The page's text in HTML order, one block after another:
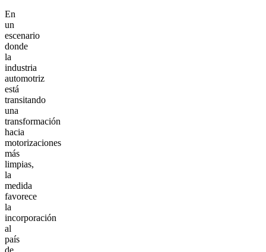
En
un
escenario
donde
la
industria
automotriz
está
transitando
una
transformación
hacia
motorizaciones
más
limpias,
la
medida
favorece
la
incorporación
al
país